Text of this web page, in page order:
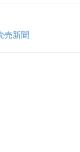
売新聞